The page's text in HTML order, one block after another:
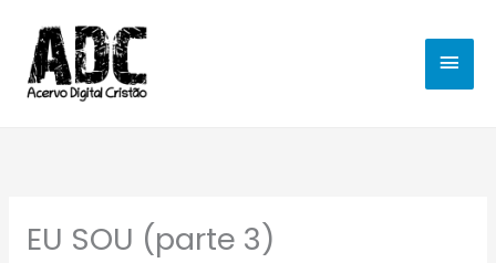
para
conteúdo
EU SOU (parte 3)